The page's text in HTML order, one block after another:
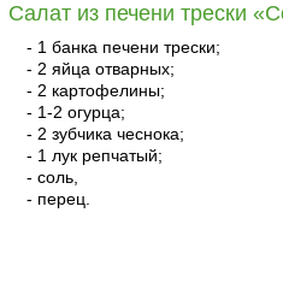
Салат из печени трески
- 1 банка печени трески;
- 2 яйца отварных;
- 2 картофелины;
- 1-2 огурца;
- 2 зубчика чеснока;
- 1 лук репчатый;
- соль,
- перец.